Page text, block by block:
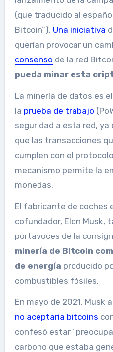
(que traducido al
Bitcoin”). Una iniciativa
querían provocar un
consenso de la red
pueda minar esta
La minería de datos es
la prueba de trabajo
seguridad a esta red,
que las transacciones
cumplen con el
mecanismo permite la
monedas.
El fabricante de coches
cofundador, Elon Musk,
portavoces de la
minería de Bitcoin
de energía producido
combustibles fósiles.
En mayo de 2021, Musk
no aceptaria bitcoins
confesó estar
carbono que estaba